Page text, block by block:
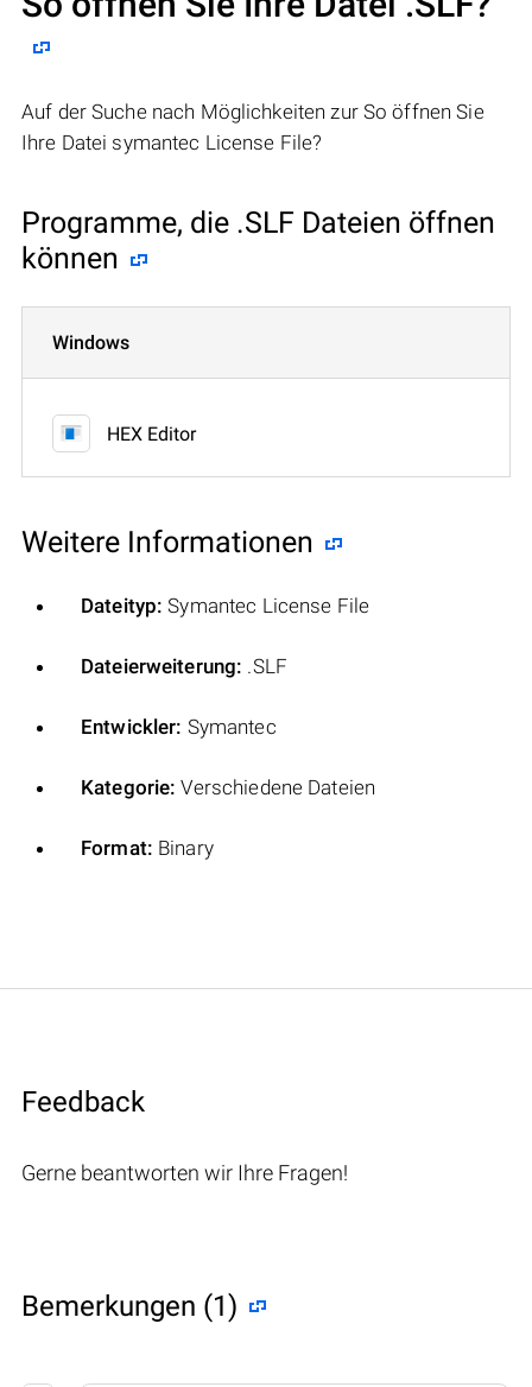
Auf der Suche nach Möglichkeiten zur So öffnen Sie
Ihre Datei symantec License File?
Programme, die .SLF Dateien öffnen
können
Windows
HEX Editor
Weitere Informationen
Dateityp: Symantec License File
Dateierweiterung: .SLF
Entwickler: Symantec
Kategorie: Verschiedene Dateien
Format: Binary
Feedback
Gerne beantworten wir Ihre Fragen!
Bemerkungen (1)